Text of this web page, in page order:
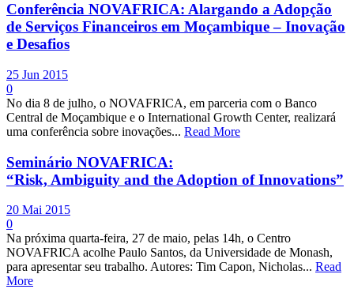
Conferência NOVAFRICA: Alargando a Adopção
de Serviços Financeiros em Moçambique – Inovação
e Desafios
25 Jun 2015
0
No dia 8 de julho, o NOVAFRICA, em parceria com o Banco
Central de Moçambique e o International Growth Center, realizará
uma conferência sobre inovações... Read More
Seminário NOVAFRICA:
“Risk, Ambiguity and the Adoption of Innovations”
20 Mai 2015
0
Na próxima quarta-feira, 27 de maio, pelas 14h, o Centro
NOVAFRICA acolhe Paulo Santos, da Universidade de Monash,
para apresentar seu trabalho. Autores: Tim Capon, Nicholas... Read
More